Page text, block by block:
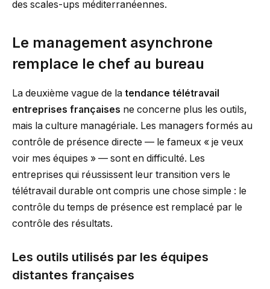
des scales-ups méditerranéennes.
Le management asynchrone
remplace le chef au bureau
La deuxième vague de la tendance télétravail
entreprises françaises ne concerne plus les outils,
mais la culture managériale. Les managers formés au
contrôle de présence directe — le fameux « je veux
voir mes équipes » — sont en difficulté. Les
entreprises qui réussissent leur transition vers le
télétravail durable ont compris une chose simple : le
contrôle du temps de présence est remplacé par le
contrôle des résultats.
Les outils utilisés par les équipes
distantes françaises